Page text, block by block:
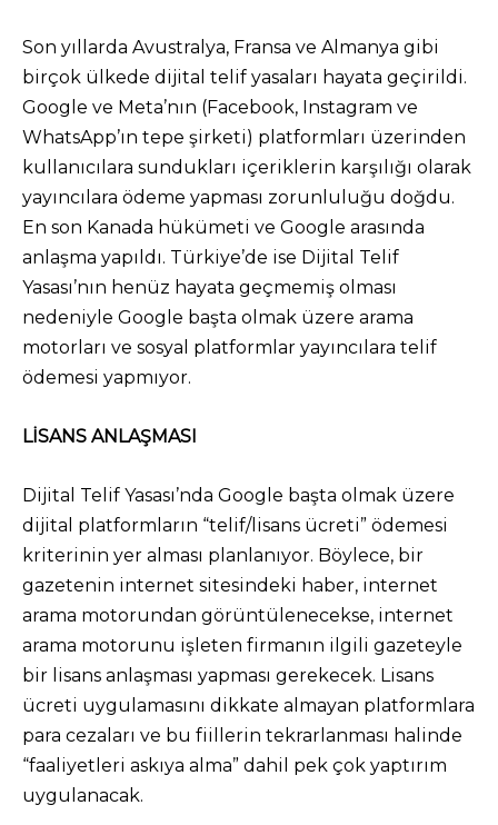
Son yıllarda Avustralya, Fransa ve Almanya gibi
birçok ülkede dijital telif yasaları hayata geçirildi.
Google ve Meta’nın (Facebook, Instagram ve
WhatsApp’ın tepe şirketi) platformları üzerinden
kullanıcılara sundukları içeriklerin karşılığı olarak
yayıncılara ödeme yapması zorunluluğu doğdu.
En son Kanada hükümeti ve Google arasında
anlaşma yapıldı. Türkiye’de ise Dijital Telif
Yasası’nın henüz hayata geçmemiş olması
nedeniyle Google başta olmak üzere arama
motorları ve sosyal platformlar yayıncılara telif
ödemesi yapmıyor.
LİSANS ANLAŞMASI
Dijital Telif Yasası’nda Google başta olmak üzere
dijital platformların “telif/lisans ücreti” ödemesi
kriterinin yer alması planlanıyor. Böylece, bir
gazetenin internet sitesindeki haber, internet
arama motorundan görüntülenecekse, internet
arama motorunu işleten firmanın ilgili gazeteyle
bir lisans anlaşması yapması gerekecek. Lisans
ücreti uygulamasını dikkate almayan platformlara
para cezaları ve bu fiillerin tekrarlanması halinde
“faaliyetleri askıya alma” dahil pek çok yaptırım
uygulanacak.